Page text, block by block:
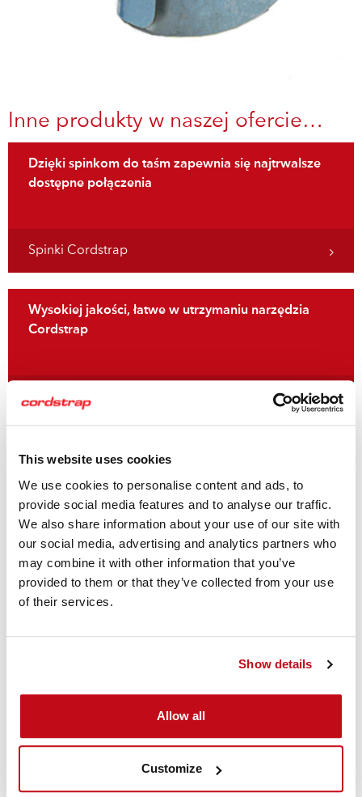
This website uses cookies
We use cookies to personalise content and ads, to
provide social media features and to analyse our traffic.
We also share information about your use of our site with
our social media, advertising and analytics partners who
may combine it with other information that you’ve
provided to them or that they’ve collected from your use
of their services.
Show details
Allow all
Customize
Inne produkty w naszej ofercie…
Dzięki spinkom do taśm zapewnia się najtrwalsze
dostępne połączenia
Spinki Cordstrap
Wysokiej jakości, łatwe w utrzymaniu narzędzia
Cordstrap
Napinacze Cordstrap
Szeroka gama akcesoriów dodatkowych do
Akcesoria Cordstrap
Zobacz również...